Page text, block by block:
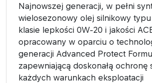
Najnowszej generacji, w pełni
wielosezonowy olej silnikowy
klasie lepkości 0W-20 i jakości
opracowany w oparciu o
generacji Advanced Protect
zapewniającą doskonałą ochronę
każdych warunkach eksploatacji